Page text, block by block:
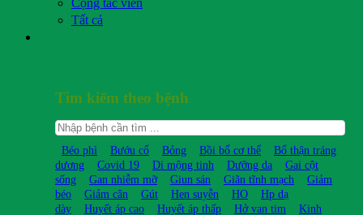
Tất cả
Tìm kiếm theo bệnh
Béo phì Bướu cổ Bỏng Bồi bổ cơ thể
Bổ thận tráng
dương
Covid 19 Di mộng tinh Dưỡng da
Gai cột
sống
Gan nhiễm mỡ Giun sán Giãn tĩnh mạch
Giảm
béo
Giảm cân Gút Hen suyễn HO
Hp dạ
dày
Huyết áp cao Huyết áp thấp Hở van tim
Kinh